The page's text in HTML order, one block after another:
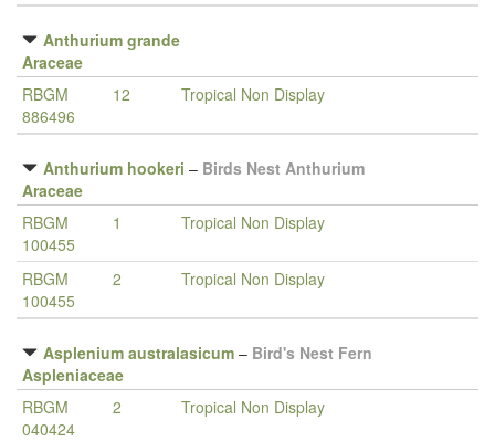
Anthurium grande
Araceae
RBGM
886496
12 Tropical Non Display
Anthurium hookeri – Birds Nest Anthurium
Araceae
RBGM
100455
1 Tropical Non Display
RBGM
100455
2 Tropical Non Display
Asplenium australasicum – Bird's Nest Fern
Aspleniaceae
RBGM
040424
2 Tropical Non Display